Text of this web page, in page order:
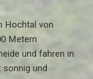
Hochtal von
Metern
und fahren in
sonnig und